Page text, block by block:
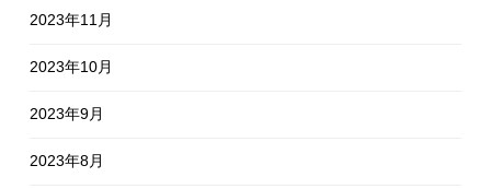
2023年11月
2023年10月
2023年9月
2023年8月